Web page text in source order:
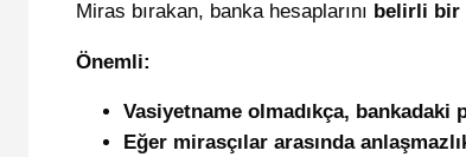
Miras bırakan, banka hesaplarını belirli bir
Önemli:
Vasiyetname olmadıkça,
Eğer mirasçılar arasında